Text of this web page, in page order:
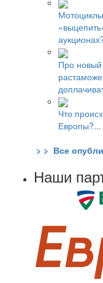
Про новый
Что
Европы?...
> > Все
Наши